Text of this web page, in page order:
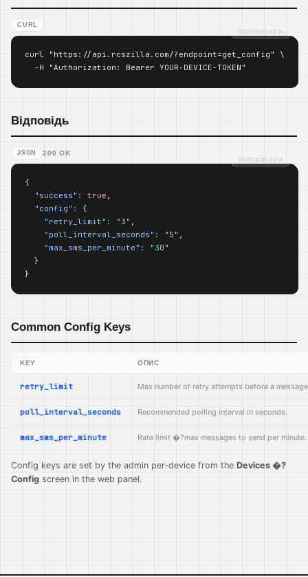
CURL
curl "https://api.rcszilla.com/?endpoint=get_config" \
  -H "Authorization: Bearer YOUR-DEVICE-TOKEN"
КОПІЮВАТИ
Відповідь
JSON 200 OK
{
"success":
true ,
"config":
{
"retry_limit":
"3" ,
"poll_interval_seconds":
"5" ,
"max_sms_per_minute":
"30"
  }
}
КОПІЮВАТИ
Common Config Keys
KEY ОПИС
retry_limit Max number of retry attempts before a
poll_interval_seconds Recommended polling interval in seconds.
max_sms_per_minute Rate limit �?max messages to send per minute.
Config keys are set by the admin per-device from the Devices �?
Config screen in the web panel.